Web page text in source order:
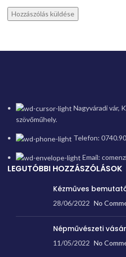
Nagyváradi vár,
szövőműhely.
Telefon:
Email:
LEGUTÓBBI HOZZÁSZÓLÁSOK
Kézműves
28/06/2022 No
Népművészeti
11/05/2022 No